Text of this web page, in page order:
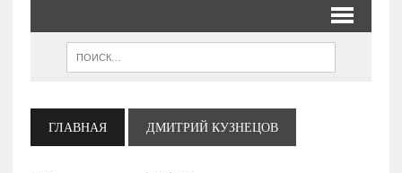
ГЛАВНАЯ ДМИТРИЙ КУЗНЕЦОВ